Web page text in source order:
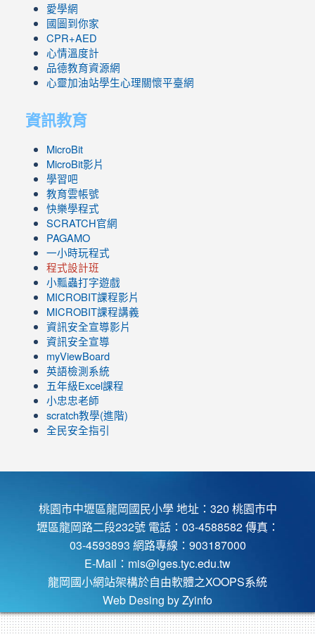
愛學網
國圖到你家
CPR+AED
心情溫度計
品德教育資源網
心靈加油站學生心理關懷平臺網
資訊教育
MicroBit
MicroBit影片
學習吧
教育雲帳號
快樂學程式
SCRATCH官網
PAGAMO
一小時玩程式
程式設計班
小瓢蟲打字遊戲
link
to
https://www.youtube.com/channel/UC8LghzcV5-
ZBGmXwlbUndNA/videos?
view=0&sort=dd&shelf_id=0
MICROBIT課程影片
link
to
https://www.youtube.com/channel/UC8LghzcV5-
ZBGmXwlbUndNA/videos?
view=0&sort=dd&shelf_id=0
MICROBIT課程講義
資訊安全宣導影片
資訊安全宣導
myViewBoard
英語檢測系統
五年級Excel課程
小忠忠老師
scratch教學(進階)
全民安全指引
桃園市中壢區龍岡國民小學 地址：320 桃園市中
壢區龍岡路二段232號 電話：03-4588582 傳真：
03-4593893 網路專線：903187000
E-Mail： mis@lges.tyc.edu.tw
龍岡國小網站架構於自由軟體之XOOPS系統
Web Desing by Zyinfo